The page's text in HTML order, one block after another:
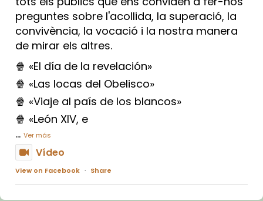
preguntes sobre l'acollida, la superació, la
convivència, la vocació i la nostra manera
de mirar els altres.
🍿 «El día de la revelación»
🍿 «Las locas del Obelisco»
🍿 «Viaje al país de los blancos»
🍿 «León XIV, e
... Ver más
Vídeo
View on Facebook · Share